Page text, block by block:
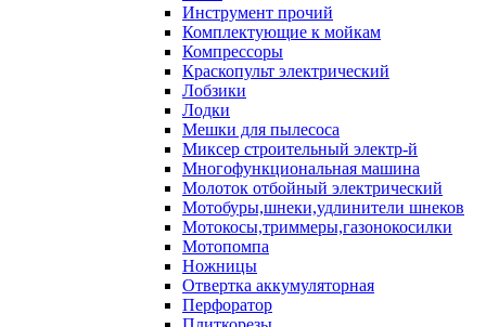
Инструмент прочий
Комплектующие к мойкам
Компрессоры
Краскопульт электрический
Лобзики
Лодки
Мешки для пылесоса
Миксер строительный электр-й
Многофункциональная машина
Молоток отбойный электрический
Мотобуры,шнеки,удлинители шнеков
Мотокосы,триммеры,газонокосилки
Мотопомпа
Ножницы
Отвертка аккумуляторная
Перфоратор